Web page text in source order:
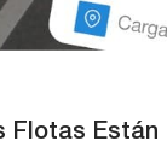
Flotas Están